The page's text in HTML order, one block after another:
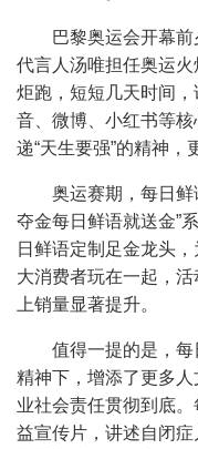
巴黎奥运会开幕
代言人汤唯担任奥运
炬跑，短短几天时间
音、微博、小红书等
递“天生要强”的精神，
奥运赛期，每日鲜
夺金每日鲜语就送金”
日鲜语定制足金龙头
大消费者玩在一起，
上销量显著提升。
值得一提的是，
精神下，增添了更多
业社会责任贯彻到底
益宣传片，讲述自闭